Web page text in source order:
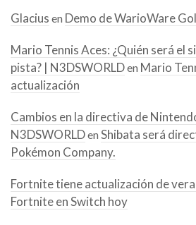
Glacius en Demo de WarioWare
Mario Tennis Aces: ¿Quién será el
pista? | N3DSWORLDen Mario
actualización
Cambios en la directiva de
N3DSWORLDen Shibata será
Pokémon Company.
Fortnite tiene actualización de
Fortnite en Switch hoy